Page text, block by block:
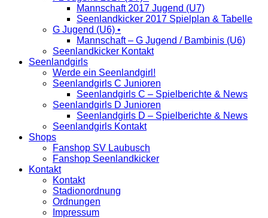
Mannschaft 2017 Jugend (U7)
Seenlandkicker 2017 Spielplan & Tabelle
G Jugend (U6) •
Mannschaft – G Jugend / Bambinis (U6)
Seenlandkicker Kontakt
Seenlandgirls
Werde ein Seenlandgirl!
Seenlandgirls C Junioren
Seenlandgirls C – Spielberichte & News
Seenlandgirls D Junioren
Seenlandgirls D – Spielberichte & News
Seenlandgirls Kontakt
Shops
Fanshop SV Laubusch
Fanshop Seenlandkicker
Kontakt
Kontakt
Stadionordnung
Ordnungen
Impressum